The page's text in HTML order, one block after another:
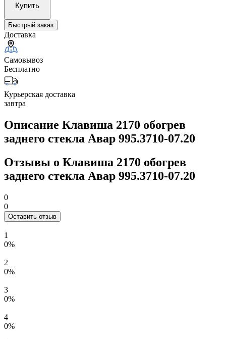
Купить
Быстрый заказ
Доставка
Самовывоз
Бесплатно
Курьерская доставка
завтра
Описание Клавиша 2170 обогрев
заднего стекла Авар 995.3710-07.20
Отзывы о Клавиша 2170 обогрев
заднего стекла Авар 995.3710-07.20
0
0
Оставить отзыв
1
0%
2
0%
3
0%
4
0%